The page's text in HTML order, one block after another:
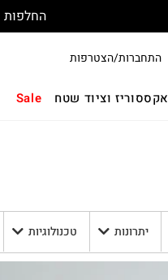
החלפות
התחברות/הצטרפות
אקססוריז וציוד שטח Sale
יתרונות טכנולוגיות